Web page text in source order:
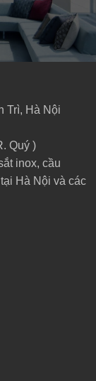
Trì, Hà Nội
Quý )
inox, cầu
Hà Nội và các